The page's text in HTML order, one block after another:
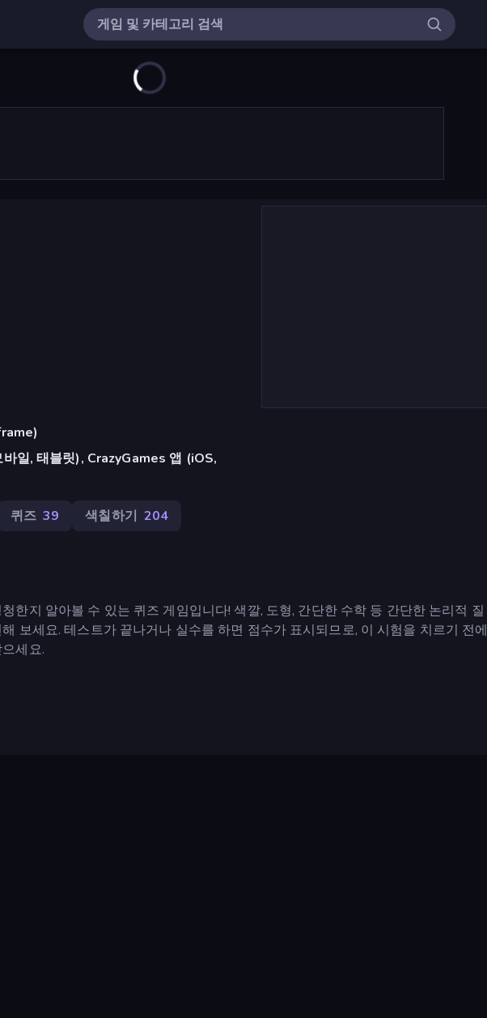
일, 태블릿), CrazyGames 앱 (iOS,
퀴즈 39 색칠하기 204
한지 알아볼 수 있는 퀴즈 게임입니다! 색깔, 도형, 간단한 수학 등 간단한 논리적 질
보세요. 테스트가 끝나거나 실수를 하면 점수가 표시되므로, 이 시험을 치르기 전에
세요.